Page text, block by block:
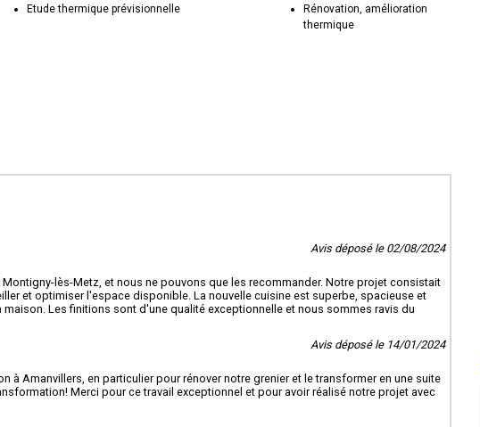
Etude thermique prévisionnelle
Rénovation, amélioration
thermique
Avis déposé le 02/08/2024
lès-Metz, et nous ne pouvons que les recommander. Notre projet consistait
et optimiser l'espace disponible. La nouvelle cuisine est superbe, spacieuse et
Les finitions sont d'une qualité exceptionnelle et nous sommes ravis du
Avis déposé le 14/01/2024
Amanvillers, en particulier pour rénover notre grenier et le transformer en une suite
Merci pour ce travail exceptionnel et pour avoir réalisé notre projet avec